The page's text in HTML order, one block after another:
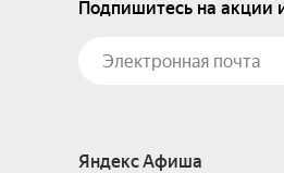
Подпишитесь на акции
Яндекс Афиша